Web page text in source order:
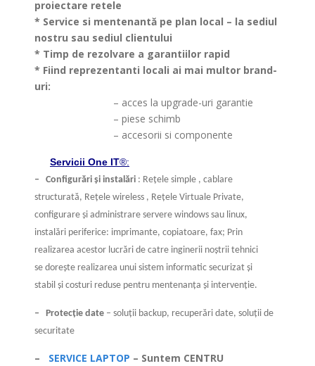
proiectare retele
* Service si mentenantă pe plan local – la sediul
nostru sau sediul clientului
* Timp de rezolvare a garantiilor rapid
* Fiind reprezentanti locali ai mai multor brand-
uri:
– acces la upgrade-uri garantie
– piese schimb
– accesorii si componente
Servicii One IT®:
– Configurări şi instalări : Reţele simple , cablare
structurată, Reţele wireless , Reţele Virtuale Private,
configurare şi administrare servere windows sau linux,
instalări periferice: imprimante, copiatoare, fax; Prin
realizarea acestor lucrări de catre inginerii noştrii tehnici
se doreşte realizarea unui sistem informatic securizat şi
stabil şi costuri reduse pentru mentenanţa şi intervenţie.
– Protecţie date – soluţii backup, recuperări date, soluţii de
securitate
– SERVICE LAPTOP – Suntem CENTRU